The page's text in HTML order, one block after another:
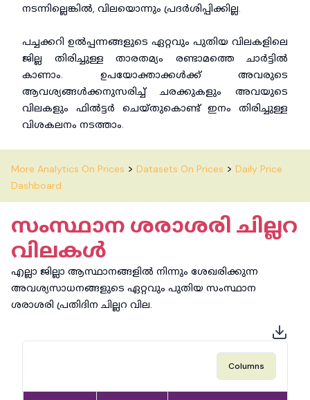
നടന്നില്ലെങ്കിൽ, വിലയൊന്നും പ്രദർശിപ്പിക്കില്ല.
പച്ചക്കറി ഉൽപ്പന്നങ്ങളുടെ ഏറ്റവും പുതിയ വിലകളിലെ
ജില്ല തിരിച്ചുള്ള താരതമ്യം രണ്ടാമത്തെ ചാർട്ടിൽ
കാണാം. ഉപയോക്താക്കൾക്ക് അവരുടെ
ആവശ്യങ്ങൾക്കനുസരിച്ച് ചരക്കുകളും അവയുടെ
വിലകളും ഫിൽട്ടർ ചെയ്തുകൊണ്ട് ഇനം തിരിച്ചുള്ള
വിശകലനം നടത്താം.
More Analytics On Prices > Datasets On Prices > Daily Price
Dashboard
സംസ്ഥാന ശരാശരി ചില്ലറ
വിലകൾ
എല്ലാ ജില്ലാ ആസ്ഥാനങ്ങളിൽ നിന്നും ശേഖരിക്കുന്ന
അവശ്യസാധനങ്ങളുടെ ഏറ്റവും പുതിയ സംസ്ഥാന
ശരാശരി പ്രതിദിന ചില്ലറ വില.
Columns